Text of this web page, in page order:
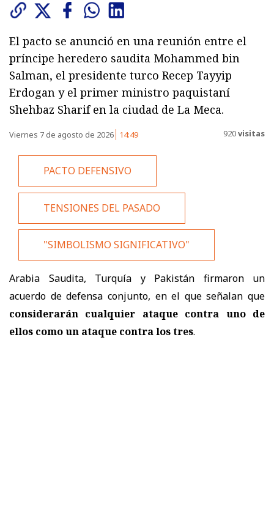
El pacto se anunció en una reunión entre el
príncipe heredero saudita Mohammed bin
Salman, el presidente turco Recep Tayyip
Erdogan y el primer ministro paquistaní
Shehbaz Sharif en la ciudad de La Meca.
Viernes 7 de agosto de 2026 14:49 920visitas
PACTO DEFENSIVO
TENSIONES DEL PASADO
"SIMBOLISMO SIGNIFICATIVO"
Arabia Saudita, Turquía y Pakistán firmaron un
acuerdo de defensa conjunto, en el que señalan que
considerarán cualquier ataque contra uno de
ellos como un ataque contra los tres.